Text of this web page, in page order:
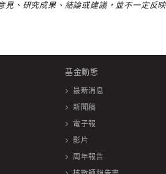
、研究成果、結論或建議，並不一定反
基金動態
最新消息
新聞稿
電子報
影片
周年報告